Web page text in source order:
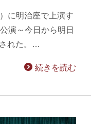
に明治座で上演す
演～今日から明日
れた。…
続きを読む